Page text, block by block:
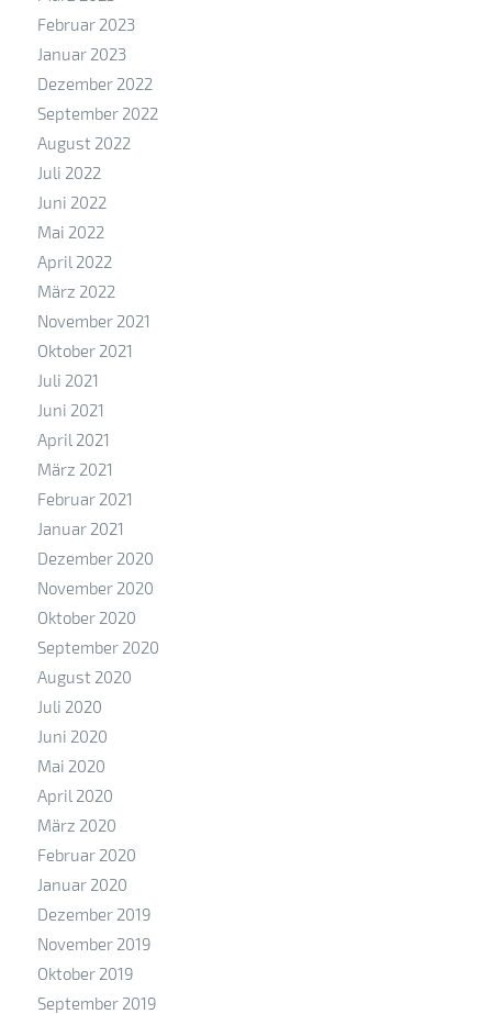
Februar 2023
Januar 2023
Dezember 2022
September 2022
August 2022
Juli 2022
Juni 2022
Mai 2022
April 2022
März 2022
November 2021
Oktober 2021
Juli 2021
Juni 2021
April 2021
März 2021
Februar 2021
Januar 2021
Dezember 2020
November 2020
Oktober 2020
September 2020
August 2020
Juli 2020
Juni 2020
Mai 2020
April 2020
März 2020
Februar 2020
Januar 2020
Dezember 2019
November 2019
Oktober 2019
September 2019